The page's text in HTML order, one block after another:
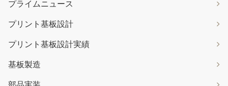
プライムニュース
プリント基板設計
プリント基板設計実績
基板製造